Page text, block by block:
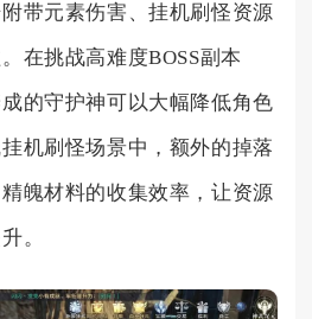
带元素伤害、挂机刷怪资源
在挑战高难度BOSS副本
的守护神可以大幅降低角色
机刷怪场景中，额外的掉落
魄材料的收集效率，让资源
。